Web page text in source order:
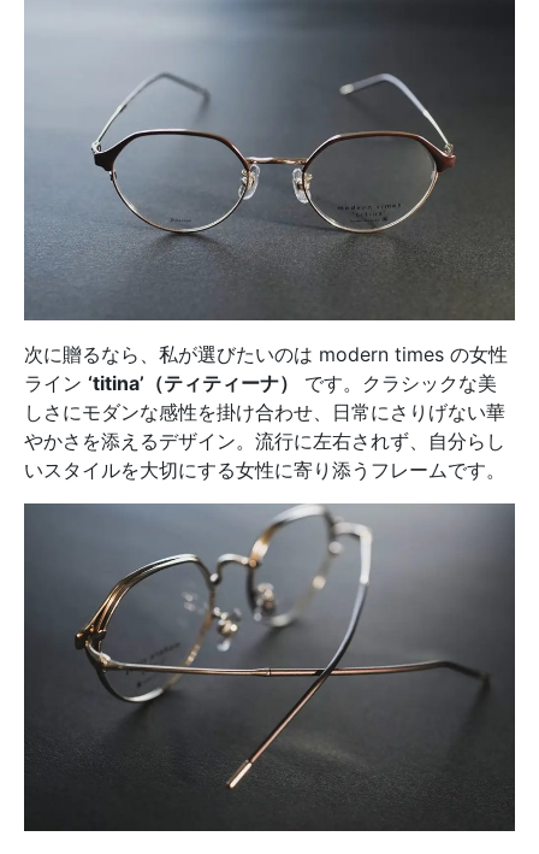
次に贈るなら、私が選びたいのは modern times の女性
ライン ‘titina’（ティティーナ）
です。クラシックな美
しさにモダンな感性を掛け合わせ、日常にさりげない華
やかさを添えるデザイン。流行に左右されず、自分らし
いスタイルを大切にする女性に寄り添うフレームです。